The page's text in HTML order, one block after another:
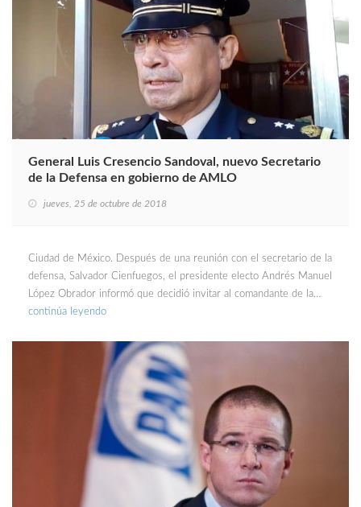
General Luis Cresencio Sandoval, nuevo Secretario
de la Defensa en gobierno de AMLO
jueves, 25 de octubre de 2018
Ciudad de México. Después de una reunión con el secretario de la
defensa, Salvador Cienfuegos, el presidente electo Andrés Manuel
López Obrador informó que decidió invitar al comandante de la…
continúa leyendo